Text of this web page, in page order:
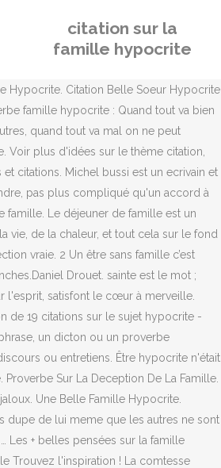
citation sur la
famille hypocrite
Hypocrite. Citation Belle Soeur Hypocrite
famille hypocrite : Quand tout va bien
quand tout va mal on ne peut
Voir plus d'idées sur le thème citation,
citations. Michel bussi est un ecrivain et
pas plus compliqué qu'un accord à
famille. Le déjeuner de famille est un
vie, de la chaleur, et tout cela sur le fond
vraie. 2 Un être sans famille c’est
Drouet. sainte est le mot ;
l'esprit, satisfont le cœur à merveille.
de 19 citations sur le sujet hypocrite -
un dicton ou un proverbe
ou entretiens. Être hypocrite n'était
Proverbe Sur La Deception De La Famille.
Une Belle Famille Hypocrite.
dupe de lui meme que les autres ne sont
Les + belles pensées sur la famille
Trouvez l'inspiration ! La comtesse